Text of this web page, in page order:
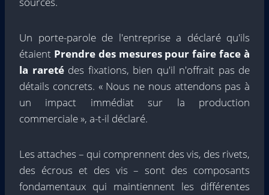
Un porte-parole de l'entreprise a déclaré qu'ils
étaient Prendre des mesures pour faire face à
la raretédes fixations, bien qu'il n'offrait pas de
détails concrets. « Nous ne nous attendons pas à
un impact immédiat sur la production
commerciale », a-t-il déclaré.
Les attaches – qui comprennent des vis, des rivets,
des écrous et des vis – sont des composants
fondamentaux qui maintiennent les différentes